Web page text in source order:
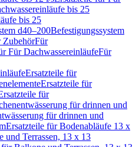
bis 25
bis 25
d40–200Befestigungssystem
ZubehörFür
Für DachwassereinläufeFür
Ersatzteile für
Ersatzteile für
für
für drinnen und
für drinnen und
Ersatzteile für Bodenabläufe 13 x
und Terrassen, 13 x 13